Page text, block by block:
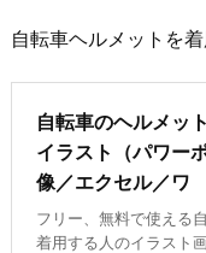
自転車ヘルメットを
自転車のヘルメッ
イラスト（パワー
像／エクセル／ワ
フリー、無料で使える
着用する人のイラスト